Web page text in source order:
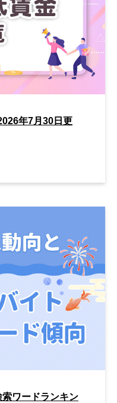
年7月30日更
ワードランキン